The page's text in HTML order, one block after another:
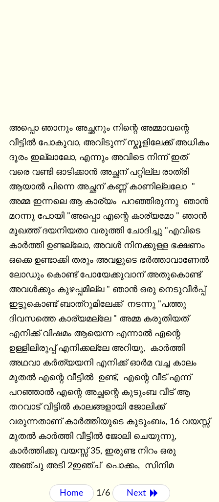
അപ്പൊ ഞാനും അച്ഛനും നിന്റെ അമ്മാവന്റെ
വീട്ടിൽ പോകുവാ, അവിടുന്ന് സ്കൂളിലേക്ക് അധികം
ദൂരം ഇല്ലാലോ, എന്നും അവിടെ നിന്ന് ഇത്
വരെ വണ്ടി ഓടിക്കാൻ അച്ഛന് പറ്റില്ല രാത്രി
ആയാൽ പിന്നെ അച്ഛന് കണ്ണ് കാണില്ലലോ  "
അമ്മ ഇന്നലെ ആ കാര്യം  പറഞ്ഞിരുന്നു  ഞാൻ
മറന്നു പോയി "അപ്പൊ എന്റെ കാര്യമോ " ഞാൻ
മുഖത്ത് ദയനിയതാ വരുത്തി ചോദിച്ചു "എവിടെ
കാർത്തി ഉണ്ടല്ലോ, അവൾ നിനക്കുള്ള ഭക്ഷണം
ഒക്കെ ഉണ്ടാക്കി തരും അവളുടെ ഭർത്താവാണേൽ
ലോഡും കൊണ്ട് പോയേക്കുവാന് അതുകൊണ്ട്
അവൾക്കും കുഴപ്പമില്ല " ഞാൻ ഒരു നെടുവീർപ്പ്
ഇട്ടുകൊണ്ട് ബാത്‌റൂമിലേക്ക്  നടന്നു "പത്തു
ദിവസത്തെ കാര്യമല്ലേ " അമ്മ കരുതിയത്
എനിക്ക് വിഷമം ആയെന്ന എന്നാൽ എന്റെ
ഉള്ളിലിരുപ്പ് എനിക്കല്ലേ അറിയൂ,  കാർത്തി
അഥവാ കർത്യയനി എനിക്ക് ഓർമ വച്ച കാലം
മുതൽ എന്റെ വീട്ടിൽ  ഉണ്ട്,  എന്റെ വീട് എന്ന്
പറഞ്ഞാൽ എന്റെ അച്ഛന്റെ കുടുംബ വീട് ആ
തറവാട് വീട്ടിൽ കാലങ്ങളായി ജോലിക്ക്
വരുന്നതാണ് കാർത്തിയുടെ കുടുംബം, 16 വയസ്സ്
മുതൽ കാർത്തി വീട്ടിൽ ജോലി ചെയുന്നു,
കാർത്തിക്കു വയസ്സ് 35, ഇരുണ്ട നിറം ഒരു
അഞ്ചു അടി 2ഇഞ്ച്  പൊക്കം,  സിനിമ
Home 1/6 Next